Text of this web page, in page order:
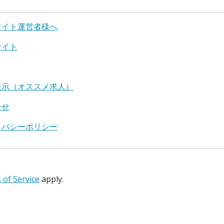
ト運営者様へ
ト
（オススメ求人）
シーポリシー
of Service apply.